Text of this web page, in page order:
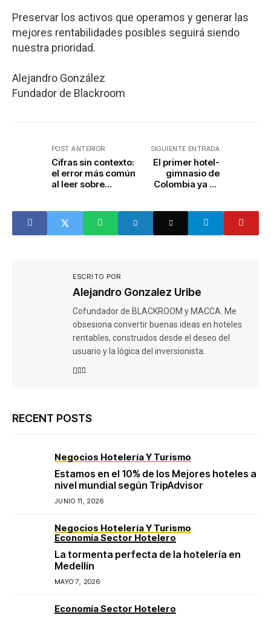
Preservar los activos que operamos y generar las
mejores rentabilidades posibles seguirá siendo
nuestra prioridad.
Alejandro González
Fundador de Blackroom
POST ANTERIOR
Cifras sin contexto:
el error más común
al leer sobre
SIGUIENTE ENTRADA
El primer hotel-
gimnasio de
Colombia ya se
Action Living
ESCRITO POR
Alejandro Gonzalez Uribe
Cofundador de BLACKROOM y MACCA. Me
obsesiona convertir buenas ideas en hoteles
rentables, construidos desde el deseo del
usuario y la lógica del inversionista.
RECENT POSTS
Negocios Hotelería Y Turismo
Estamos en el 10% de los Mejores hoteles a
nivel mundial según TripAdvisor
JUNIO 11, 2026
Negocios Hotelería Y Turismo
Economía Sector Hotelero
La tormenta perfecta de la hotelería en
Medellín
MAYO 7, 2026
Economía Sector Hotelero